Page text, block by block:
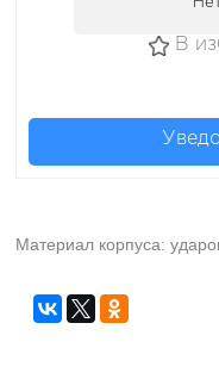
Материал корпуса: